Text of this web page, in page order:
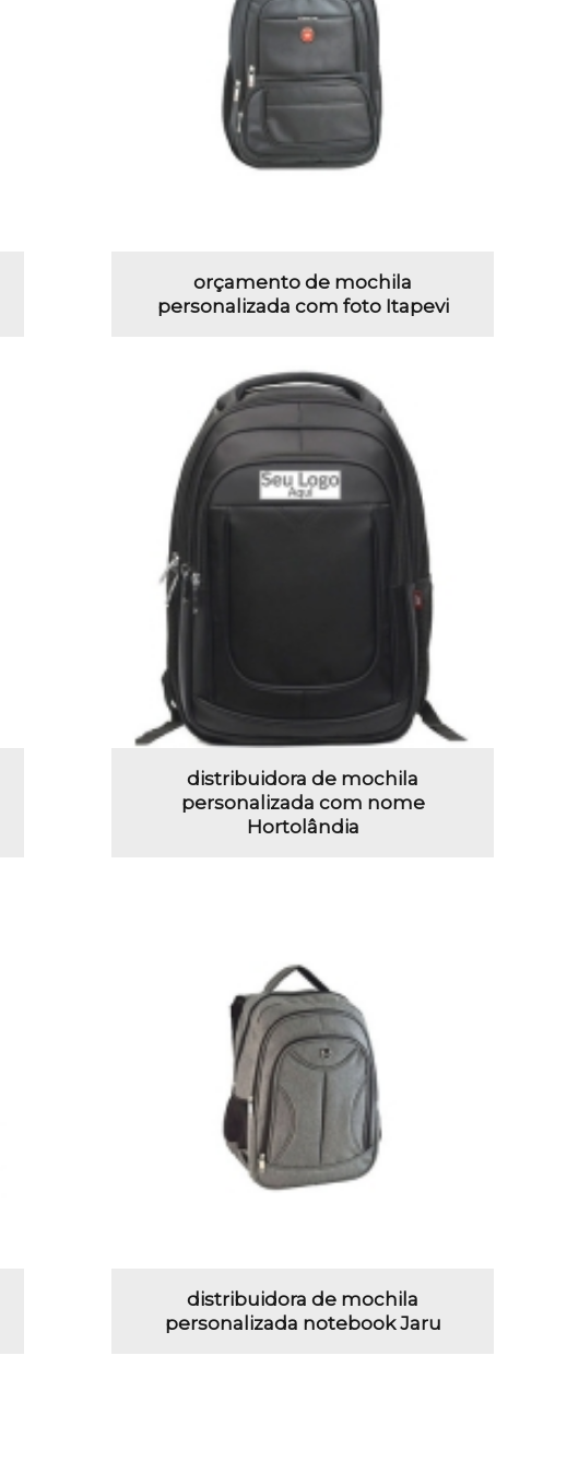
orçamento de mochila
personalizada com foto Itapevi
distribuidora de mochila
personalizada com nome
Hortolândia
distribuidora de mochila
personalizada notebook Jaru